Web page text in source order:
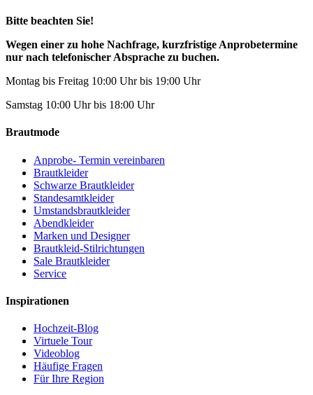
Bitte beachten Sie!
Wegen einer zu hohe Nachfrage, kurzfristige Anprobetermine
nur nach telefonischer Absprache zu buchen.
Montag bis Freitag 10:00 Uhr bis 19:00 Uhr
Samstag 10:00 Uhr bis 18:00 Uhr
Brautmode
Anprobe- Termin vereinbaren
Brautkleider
Schwarze Brautkleider
Standesamtkleider
Umstandsbrautkleider
Abendkleider
Marken und Designer
Brautkleid-Stilrichtungen
Sale Brautkleider
Service
Inspirationen
Hochzeit-Blog
Virtuele Tour
Videoblog
Häufige Fragen
Für Ihre Region